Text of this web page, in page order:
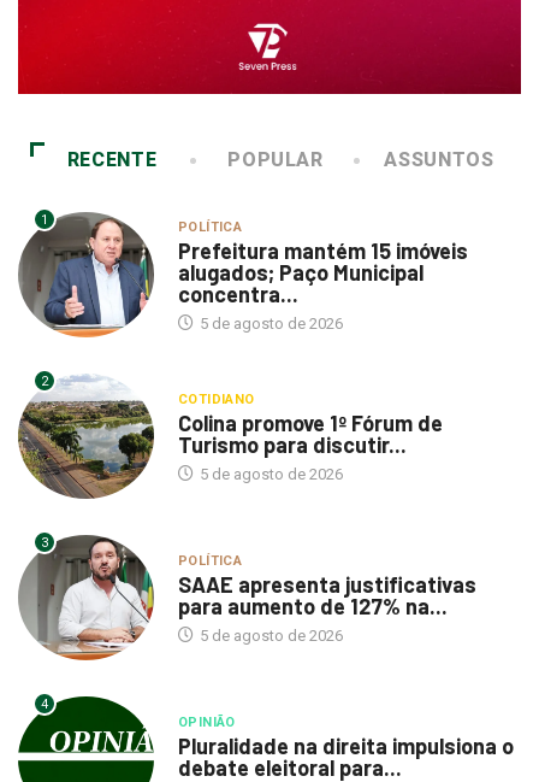
RECENTE POPULAR ASSUNTOS
1 POLÍTICA
Prefeitura mantém 15 imóveis
alugados; Paço Municipal
concentra...
5 de agosto de 2026
2
COTIDIANO
Colina promove 1º Fórum de
Turismo para discutir...
5 de agosto de 2026
3
POLÍTICA
SAAE apresenta justificativas
para aumento de 127% na...
5 de agosto de 2026
4
OPINIÃO
Pluralidade na direita impulsiona o
debate eleitoral para...